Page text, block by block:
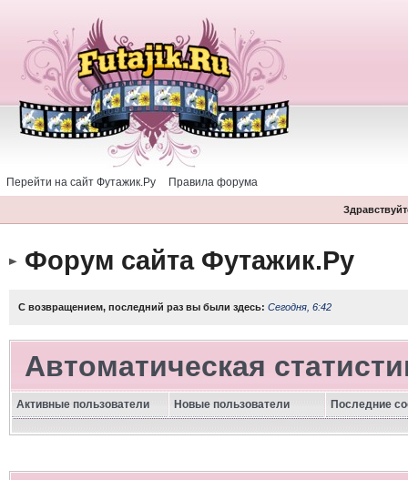
Перейти на сайт Футажик.Ру Правила форума
Форум сайта Футажик.Ру
С возвращением, последний раз вы были здесь: Сегодня, 6:42
Автоматическая
Активные пользователи Новые пользователи Последние